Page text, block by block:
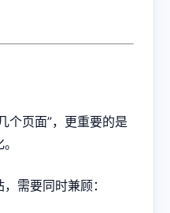
个页面”，更重要的是
需要同时兼顾：